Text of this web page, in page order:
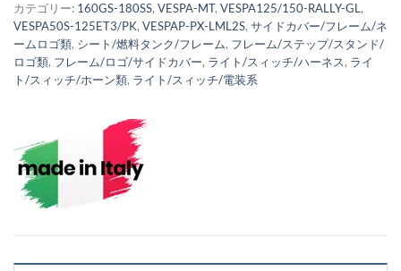
カテゴリー: 160GS-180SS, VESPA-MT, VESPA125/150-RALLY-GL,
VESPA50S-125ET3/PK, VESPAP-PX-LML2S, サイドカバー/フレーム/ネ
ームロゴ類, シート/燃料タンク/フレーム, フレーム/ステップ/スタンド/
ロゴ類, フレーム/ロゴ/サイドカバー, ライト/スィッチ/ハーネス, ライ
ト/スィッチ/ホーン類, ライト/スィッチ/電装系